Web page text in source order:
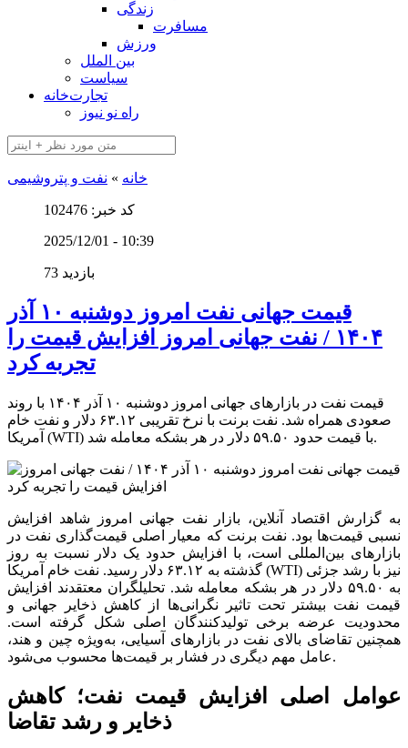
زندگی
مسافرت
ورزش
بین الملل
سیاست
تجارت‌خانه
راه نو نیوز
خانه » نفت و پتروشیمی
کد خبر: 102476
2025/12/01 - 10:39
73 بازدید
قیمت جهانی نفت امروز دوشنبه ۱۰ آذر
۱۴۰۴ / نفت جهانی امروز افزایش قیمت را
تجربه کرد
قیمت نفت در بازارهای جهانی امروز دوشنبه ۱۰ آذر ۱۴۰۴ با روند
صعودی همراه شد. نفت برنت با نرخ تقریبی ۶۳.۱۲ دلار و نفت خام
آمریکا (WTI) با قیمت حدود ۵۹.۵۰ دلار در هر بشکه معامله شد.
به گزارش اقتصاد آنلاین، بازار نفت جهانی امروز شاهد افزایش
نسبی قیمت‌ها بود. نفت برنت که معیار اصلی قیمت‌گذاری نفت در
بازارهای بین‌المللی است، با افزایش حدود یک دلار نسبت به روز
گذشته به ۶۳.۱۲ دلار رسید. نفت خام آمریکا (WTI) نیز با رشد جزئی
به ۵۹.۵۰ دلار در هر بشکه معامله شد. تحلیلگران معتقدند افزایش
قیمت نفت بیشتر تحت تاثیر نگرانی‌ها از کاهش ذخایر جهانی و
محدودیت عرضه برخی تولیدکنندگان اصلی شکل گرفته است.
همچنین تقاضای بالای نفت در بازارهای آسیایی، به‌ویژه چین و هند،
عامل مهم دیگری در فشار بر قیمت‌ها محسوب می‌شود.
عوامل اصلی افزایش قیمت نفت؛ کاهش
ذخایر و رشد تقاضا